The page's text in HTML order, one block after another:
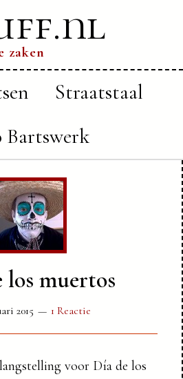
zaken
Straatstaal
Bartswerk
los muertos
2015 1 Reactie
voor Día de los